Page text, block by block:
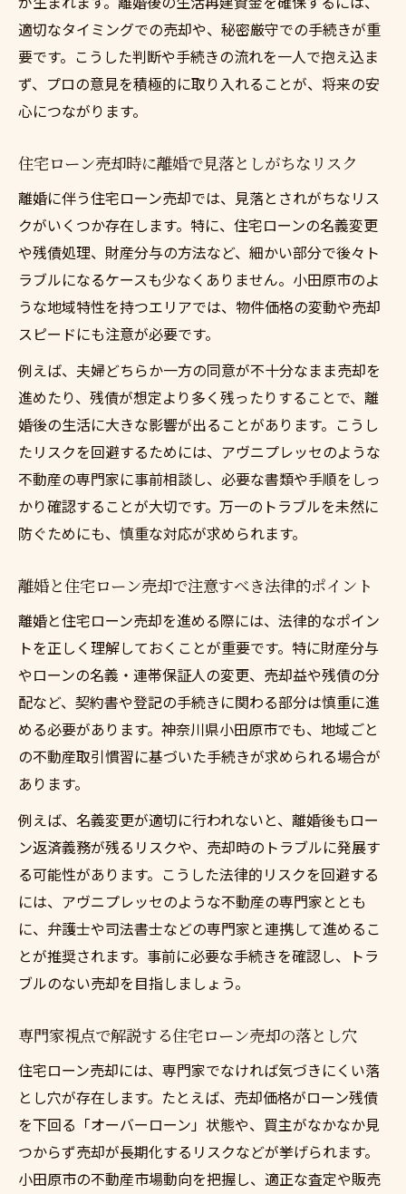
適切なタイミングでの売却や、秘密厳守での手続きが重
要です。こうした判断や手続きの流れを一人で抱え込ま
ず、プロの意見を積極的に取り入れることが、将来の安
心につながります。
住宅ローン売却時に離婚で見落としがちなリスク
離婚に伴う住宅ローン売却では、見落とされがちなリス
クがいくつか存在します。特に、住宅ローンの名義変更
や残債処理、財産分与の方法など、細かい部分で後々ト
ラブルになるケースも少なくありません。小田原市のよ
うな地域特性を持つエリアでは、物件価格の変動や売却
スピードにも注意が必要です。
例えば、夫婦どちらか一方の同意が不十分なまま売却を
進めたり、残債が想定より多く残ったりすることで、離
婚後の生活に大きな影響が出ることがあります。こうし
たリスクを回避するためには、アヴニプレッセのような
不動産の専門家に事前相談し、必要な書類や手順をしっ
かり確認することが大切です。万一のトラブルを未然に
防ぐためにも、慎重な対応が求められます。
離婚と住宅ローン売却で注意すべき法律的ポイント
離婚と住宅ローン売却を進める際には、法律的なポイン
トを正しく理解しておくことが重要です。特に財産分与
やローンの名義・連帯保証人の変更、売却益や残債の分
配など、契約書や登記の手続きに関わる部分は慎重に進
める必要があります。神奈川県小田原市でも、地域ごと
の不動産取引慣習に基づいた手続きが求められる場合が
あります。
例えば、名義変更が適切に行われないと、離婚後もロー
ン返済義務が残るリスクや、売却時のトラブルに発展す
る可能性があります。こうした法律的リスクを回避する
には、アヴニプレッセのような不動産の専門家ととも
に、弁護士や司法書士などの専門家と連携して進めるこ
とが推奨されます。事前に必要な手続きを確認し、トラ
ブルのない売却を目指しましょう。
専門家視点で解説する住宅ローン売却の落とし穴
住宅ローン売却には、専門家でなければ気づきにくい落
とし穴が存在します。たとえば、売却価格がローン残債
を下回る「オーバーローン」状態や、買主がなかなか見
つからず売却が長期化するリスクなどが挙げられます。
小田原市の不動産市場動向を把握し、適正な査定や販売